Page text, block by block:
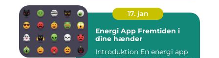
17. jan
Energi App Fremtiden i
dine hænder
Introduktion En energi app